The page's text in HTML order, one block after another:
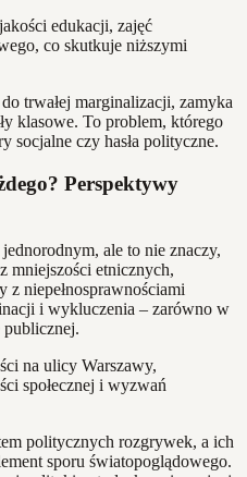
edukacji, zajęć
co skutkuje niższymi
trwałej marginalizacji, zamyka
klasowe. To problem, którego
socjalne czy hasła polityczne.
Perspektywy
ale to nie znaczy,
mniejszości etnicznych,
niepełnosprawnościami
i wykluczenia – zarówno w
publicznej.
politycznych rozgrywek, a ich
sporu światopoglądowego.